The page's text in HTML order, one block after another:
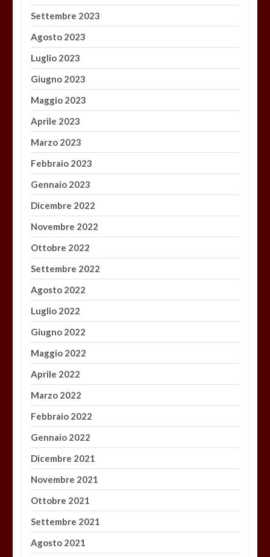
Settembre 2023
Agosto 2023
Luglio 2023
Giugno 2023
Maggio 2023
Aprile 2023
Marzo 2023
Febbraio 2023
Gennaio 2023
Dicembre 2022
Novembre 2022
Ottobre 2022
Settembre 2022
Agosto 2022
Luglio 2022
Giugno 2022
Maggio 2022
Aprile 2022
Marzo 2022
Febbraio 2022
Gennaio 2022
Dicembre 2021
Novembre 2021
Ottobre 2021
Settembre 2021
Agosto 2021